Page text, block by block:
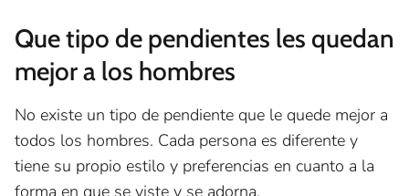
Que tipo de pendientes les quedan
mejor a los hombres
No existe un tipo de pendiente que le quede mejor a
todos los hombres. Cada persona es diferente y
tiene su propio estilo y preferencias en cuanto a la
forma en que se viste y se adorna.